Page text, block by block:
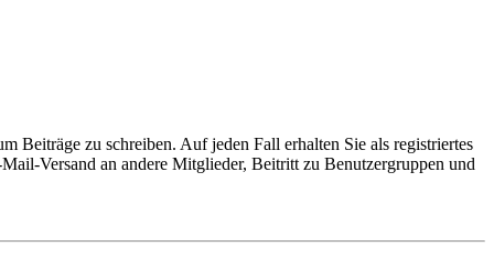
Beiträge zu schreiben. Auf jeden Fall erhalten Sie als registriertes
Versand an andere Mitglieder, Beitritt zu Benutzergruppen und